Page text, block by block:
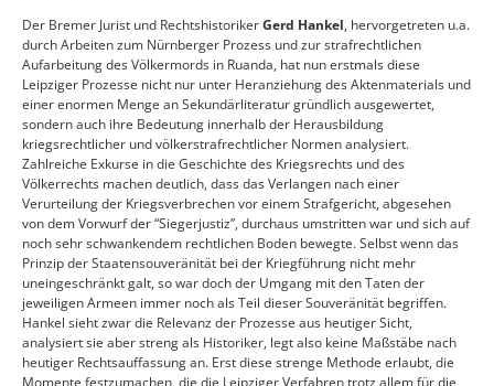
Der Bremer Jurist und RechtshistorikerGerd Hankel, hervorgetreten u.a.
durch Arbeiten zum Nürnberger Prozess und zur strafrechtlichen
Aufarbeitung des Völkermords in Ruanda, hat nun erstmals diese
Leipziger Prozesse nicht nur unter Heranziehung des Aktenmaterials und
einer enormen Menge an Sekundärliteratur gründlich ausgewertet,
sondern auch ihre Bedeutung innerhalb der Herausbildung
kriegsrechtlicher und völkerstrafrechtlicher Normen analysiert.
Zahlreiche Exkurse in die Geschichte des Kriegsrechts und des
Völkerrechts machen deutlich, dass das Verlangen nach einer
Verurteilung der Kriegsverbrechen vor einem Strafgericht, abgesehen
von dem Vorwurf der “Siegerjustiz”, durchaus umstritten war und sich auf
noch sehr schwankendem rechtlichen Boden bewegte. Selbst wenn das
Prinzip der Staatensouveränität bei der Kriegführung nicht mehr
uneingeschränkt galt, so war doch der Umgang mit den Taten der
jeweiligen Armeen immer noch als Teil dieser Souveränität begriffen.
Hankel sieht zwar die Relevanz der Prozesse aus heutiger Sicht,
analysiert sie aber streng als Historiker, legt also keine Maßstäbe nach
heutiger Rechtsauffassung an. Erst diese strenge Methode erlaubt, die